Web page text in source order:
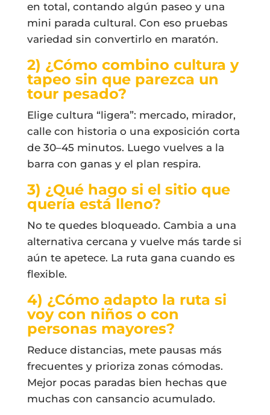
en total, contando algún paseo y una
mini parada cultural. Con eso pruebas
variedad sin convertirlo en maratón.
2) ¿Cómo combino cultura y
tapeo sin que parezca un
tour pesado?
Elige cultura “ligera”: mercado, mirador,
calle con historia o una exposición corta
de 30–45 minutos. Luego vuelves a la
barra con ganas y el plan respira.
3) ¿Qué hago si el sitio que
quería está lleno?
No te quedes bloqueado. Cambia a una
alternativa cercana y vuelve más tarde si
aún te apetece. La ruta gana cuando es
flexible.
4) ¿Cómo adapto la ruta si
voy con niños o con
personas mayores?
Reduce distancias, mete pausas más
frecuentes y prioriza zonas cómodas.
Mejor pocas paradas bien hechas que
muchas con cansancio acumulado.